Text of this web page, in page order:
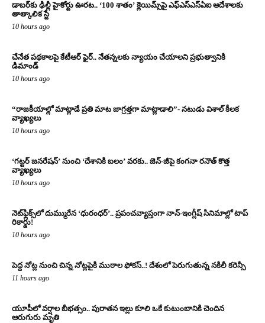
డాబర్‌కు ఢిల్లీ హైకోర్టు ఊరట.. ‘100 శాతం’ క్లెయిమ్స్‌పై ఎఫ్‌ఎస్‌ఎస్‌ఏఐ ఆదేశాలకు
తాత్కాలిక స్టే
10 hours ago
చేనేత పథకాలపై కేటీఆర్ ఫైర్.. నేతన్నలకు న్యాయం చేయాలని ప్రభుత్వానికి
డిమాండ్
10 hours ago
“రాజకీయాల్లో మాట్లాడే ప్రతి మాట జాగ్రత్తగా మాట్లాడాలి”- నటుడు విశాల్ కీలక
వ్యాఖ్యలు
10 hours ago
‘గట్టర్ జనరేషన్’ నుంచి ‘దేశానికి బలం’ వరకు.. జెన్-జీపై కంగనా రనౌత్ కొత్త
వ్యాఖ్యలు
10 hours ago
నెట్‌ఫ్లిక్స్‌లో దుమ్మురేన ‘ధురంధర్’.. ప్రపంచవ్యాప్తంగా నాన్-ఇంగ్లీష్ సినిమాల్లో టాప్
రికార్డు!
10 hours ago
పెద్ద నోట్ల నుంచి చిన్న నోట్లపైకి ముఠాల ఫోకస్..! దేశంలో పెరుగుతున్న నకిలీ కరెన్సీ
11 hours ago
యూపీలో వర్షాల బీభత్సం.. పురాతన ఇల్లు కూలి ఒకే కుటుంబానికి చెందిన
ఆరుగురు మృతి